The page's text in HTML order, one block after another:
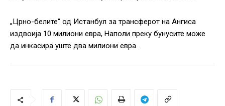
„Црно-белите“ од Истанбул за трансферот на Ангиса
издвоија 10 милиони евра, Наполи преку бунусите може
да инкасира уште два милиони евра.